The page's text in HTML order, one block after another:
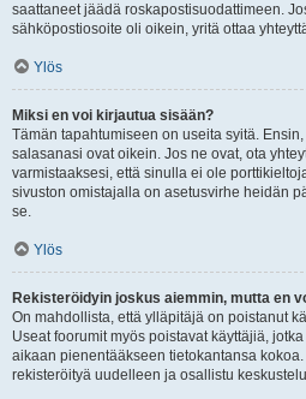
saattaneet jäädä roskapostisuodattimeen.
sähköpostiosoite oli oikein, yritä ottaa
Ylös
Miksi en voi kirjautua sisään?
Tämän tapahtumiseen on useita syitä.
salasanasi ovat oikein. Jos ne ovat, ota
varmistaaksesi, että sinulla ei ole
sivuston omistajalla on asetusvirhe heidän
se.
Ylös
Rekisteröidyin joskus aiemmin, mutta en
On mahdollista, että ylläpitäjä on poistanut
Useat foorumit myös poistavat käyttäjiä,
aikaan pienentääkseen tietokantansa
rekisteröityä uudelleen ja osallistu